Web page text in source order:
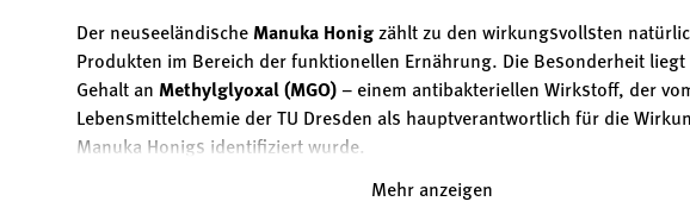
Der neuseeländische Manuka Honig zählt zu den wirkungsvollsten
Produkten im Bereich der funktionellen Ernährung. Die Besonderheit liegt
Gehalt an Methylglyoxal (MGO) – einem antibakteriellen Wirkstoff, der
Lebensmittelchemie der TU Dresden als hauptverantwortlich für die
Manuka Honigs identifiziert wurde.
Dieser BIO Manuka Honig enthält einen zertifizierten
Mehr anzeigen